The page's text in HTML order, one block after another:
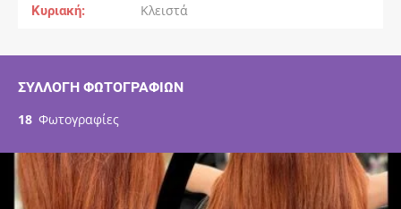
Κυριακή Κλειστά
ΣΥΛΛΟΓΉ ΦΩΤΟΓΡΑΦΙΏΝ
18 Φωτογραφίες